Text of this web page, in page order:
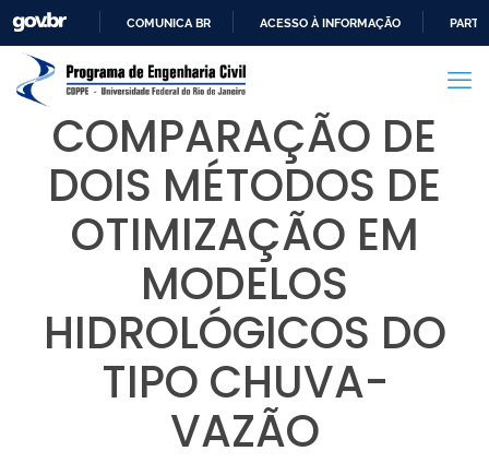
PARA
CONTEÚDO
COMUNICA BR ACESSO À INFORMAÇÃO
COMPARAÇÃO DE
DOIS MÉTODOS DE
OTIMIZAÇÃO EM
MODELOS
HIDROLÓGICOS DO
TIPO CHUVA-
VAZÃO